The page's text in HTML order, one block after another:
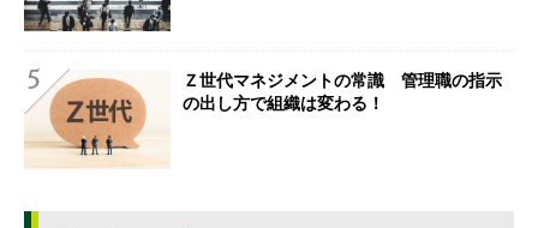
Ｚ世代マネジメントの常識 管理職の指示
の出し方で組織は変わる！